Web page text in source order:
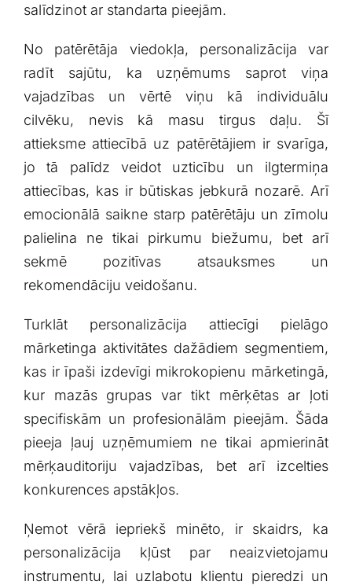
salīdzinot ⁣ar standarta pieejām.
No patērētāja viedokļa, personalizācija‍ var
radīt sajūtu, ka uzņēmums saprot​ viņa
vajadzības un vērtē viņu kā individuālu
cilvēku, nevis kā masu tirgus daļu. Šī
attieksme attiecībā ​uz‌ patērētājiem ir svarīga,
jo tā palīdz veidot uzticību un ilgtermiņa
attiecības, kas ir⁣ būtiskas jebkurā nozarē. Arī
emocionālā ⁣saikne starp patērētāju un zīmolu
palielina ne tikai pirkumu biežumu, bet arī
sekmē pozitīvas atsauksmes ⁤un
rekomendāciju veidošanu.
Turklāt personalizācija attiecīgi pielāgo
mārketinga aktivitātes dažādiem segmentiem,
kas ir īpaši izdevīgi mikrokopienu mārketingā,
kur mazās grupas var tikt mērķētas ar ļoti
specifiskām un profesionālām pieejām. Šāda
pieeja ļauj uzņēmumiem ne tikai⁤ apmierināt‍
mērķauditoriju vajadzības, bet arī izcelties
konkurences apstākļos.
Ņemot ‍vērā iepriekš minēto, ir skaidrs, ka
personalizācija kļūst par neaizvietojamu
instrumentu, lai uzlabotu klientu pieredzi un